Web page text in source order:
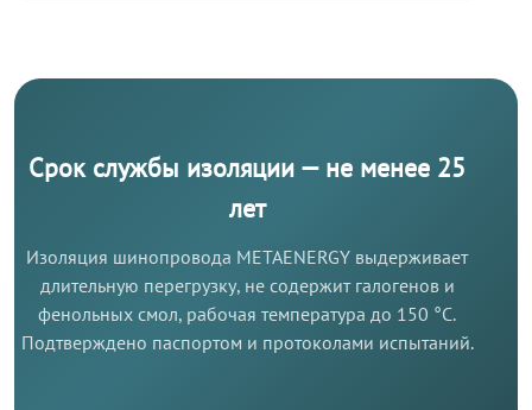
Срок службы изоляции — не менее 25
лет
Изоляция шинопровода METAENERGY выдерживает
длительную перегрузку, не содержит галогенов и
фенольных смол, рабочая температура до 150 °C.
Подтверждено паспортом и протоколами испытаний.